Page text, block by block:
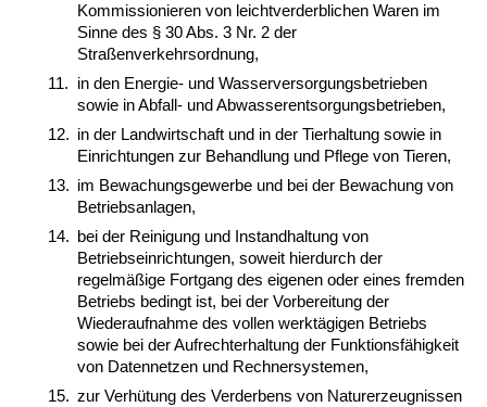
Kommissionieren von leichtverderblichen Waren im
Sinne des § 30 Abs. 3 Nr. 2 der
Straßenverkehrsordnung,
11. in den Energie- und Wasserversorgungsbetrieben
sowie in Abfall- und Abwasserentsorgungsbetrieben,
12. in der Landwirtschaft und in der Tierhaltung sowie in
Einrichtungen zur Behandlung und Pflege von Tieren,
13. im Bewachungsgewerbe und bei der Bewachung von
Betriebsanlagen,
14. bei der Reinigung und Instandhaltung von
Betriebseinrichtungen, soweit hierdurch der
regelmäßige Fortgang des eigenen oder eines fremden
Betriebs bedingt ist, bei der Vorbereitung der
Wiederaufnahme des vollen werktägigen Betriebs
sowie bei der Aufrechterhaltung der Funktionsfähigkeit
von Datennetzen und Rechnersystemen,
15. zur Verhütung des Verderbens von Naturerzeugnissen